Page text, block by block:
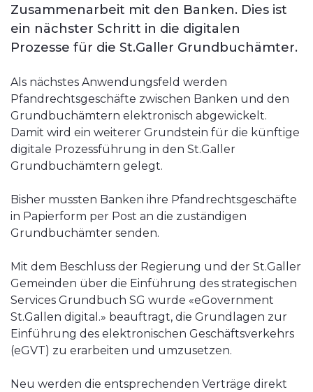
Zusammenarbeit mit den Banken. Dies ist
ein nächster Schritt in die digitalen
Prozesse für die St.Galler Grundbuchämter.
Als nächstes Anwendungsfeld werden
Pfandrechtsgeschäfte zwischen Banken und den
Grundbuchämtern elektronisch abgewickelt.
Damit wird ein weiterer Grundstein für die künftige
digitale Prozessführung in den St.Galler
Grundbuchämtern gelegt.
Bisher mussten Banken ihre Pfandrechtsgeschäfte
in Papierform per Post an die zuständigen
Grundbuchämter senden.
Mit dem Beschluss der Regierung und der St.Galler
Gemeinden über die Einführung des strategischen
Services Grundbuch SG wurde «eGovernment
St.Gallen digital.» beauftragt, die Grundlagen zur
Einführung des elektronischen Geschäftsverkehrs
(eGVT) zu erarbeiten und umzusetzen.
Neu werden die entsprechenden Verträge direkt